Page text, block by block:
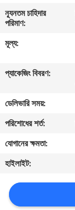
পরিদর্শন
গুণমান
নিয়ন্ত্রণ
আমাদের
সাথে
খবর
মামলা
ন্যূনতম চাহিদার
পরিমাণ:
মূল্য:
প্যাকেজিং বিবরণ:
ডেলিভারি সময়:
পরিশোধের শর্ত:
যোগানের ক্ষমতা:
হাইলাইট: